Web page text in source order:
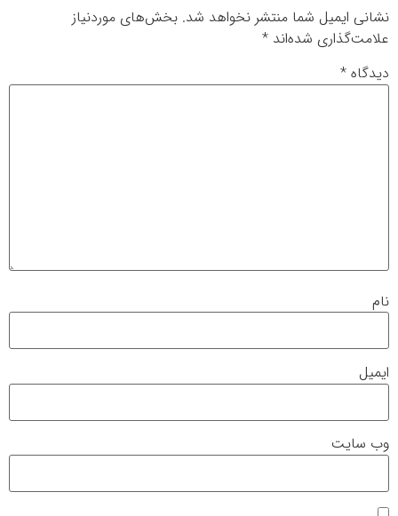
نشانی ایمیل شما منتشر نخواهد شد. بخش‌های موردنیاز
علامت‌گذاری شده‌اند *
دیدگاه *
نام
ایمیل
وب‌ سایت